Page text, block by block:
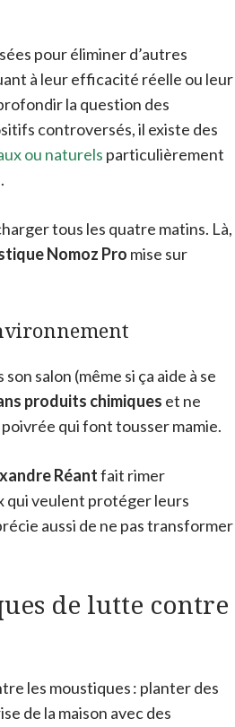
pour éliminer d’autres
à leur efficacité réelle ou leur
la question des
controversés, il existe des
ou naturels particulièrement
tous les quatre matins. Là,
Nomoz Pro mise sur
salon (même si ça aide à se
produits chimiques et ne
qui font tousser mamie.
Réantfait rimer
qui veulent protéger leurs
aussi de ne pas transformer
de lutte contre
les moustiques : planter des
de la maison avec des